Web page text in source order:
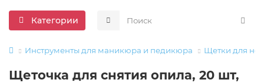
Категории
Инструменты для маникюра и педикюра Щетки для
Щеточка для снятия опила, 20 шт,